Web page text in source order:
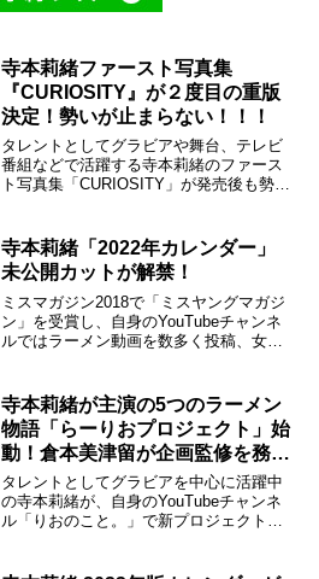
寺本莉緒ファースト写真集
『CURIOSITY』が２度目の重版
決定！勢いが止まらない！！！
タレントとしてグラビアや舞台、テレビ
番組などで活躍する寺本莉緒のファース
ト写真集「CURIOSITY」が発売後も勢い
た。寺本莉緒(C)LUCKMAN／ヤングマガ
ジン寺本は...
寺本莉緒「2022年カレンダー」
未公開カットが解禁！
ミスマガジン2018で「ミスヤングマガジ
ン」を受賞し、自身のYouTubeチャンネ
ルではラーメン動画を数多く投稿、女優
そのカレンダーの未公開カットが解禁と
なった。寺...
寺本莉緒が主演の5つのラーメン
物語「らーりおプロジェクト」始
動！倉本美津留が企画監修を務め
る
タレントとしてグラビアを中心に活躍中
の寺本莉緒が、自身のYouTubeチャンネ
ル「りおのこと。」で新プロジェクトを